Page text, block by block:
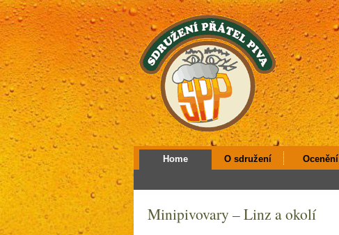
Home O sdružení Ocenění
Minipivovary – Linz a okolí